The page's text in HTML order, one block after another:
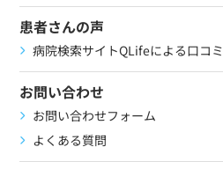
患者さんの声
病院検索サイトQLifeによる口コミ
お問い合わせ
お問い合わせフォーム
よくある質問